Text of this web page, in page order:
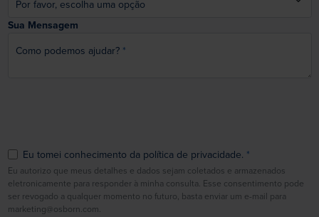
Sua Mensagem
Como podemos ajudar?
Eu tomei conhecimento da política de privacidade.
Eu autorizo que meus detalhes e dados sejam coletados e armazenados
eletronicamente para responder à minha consulta. Esse consentimento pode
ser revogado a qualquer momento no futuro, basta enviar um e-mail para
marketing@osborn.com.